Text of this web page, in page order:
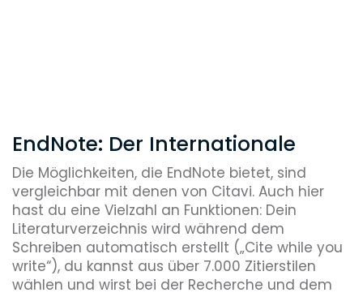
EndNote: Der Internationale
Die Möglichkeiten, die EndNote bietet, sind
vergleichbar mit denen von Citavi. Auch hier
hast du eine Vielzahl an Funktionen: Dein
Literaturverzeichnis wird während dem
Schreiben automatisch erstellt („Cite while you
write“), du kannst aus über 7.000 Zitierstilen
wählen und wirst bei der Recherche und dem